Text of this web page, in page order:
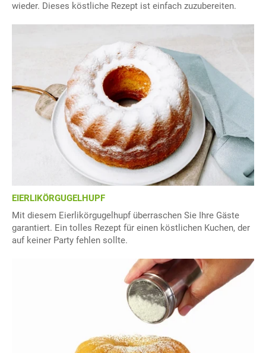
wieder. Dieses köstliche Rezept ist einfach zuzubereiten.
EIERLIKÖRGUGELHUPF
Mit diesem Eierlikörgugelhupf überraschen Sie Ihre Gäste
garantiert. Ein tolles Rezept für einen köstlichen Kuchen, der
auf keiner Party fehlen sollte.